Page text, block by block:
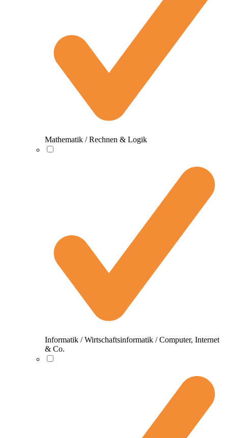
Mathematik / Rechnen & Logik
Informatik / Wirtschaftsinformatik / Computer, Internet
& Co.